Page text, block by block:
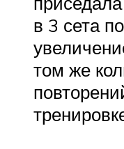
в 3 сета
том же